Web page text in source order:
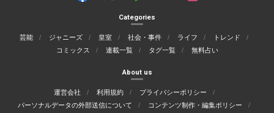
Categories
芸能 ジャニーズ 皇室 社会・事件 ライフ
トレンド
コミックス
連載一覧 タグ一覧 無料占い
About us
運営会社 利用規約
プライバシーポリシー
パーソナルデータの外部送信について
コンテンツ制作・編集ポリシー